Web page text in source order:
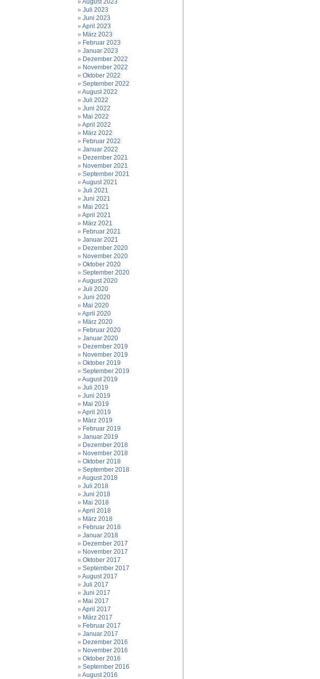
Juli 2023
Juni 2023
April 2023
März 2023
Februar 2023
Januar 2023
Dezember 2022
November 2022
Oktober 2022
September 2022
August 2022
Juli 2022
Juni 2022
Mai 2022
April 2022
März 2022
Februar 2022
Januar 2022
Dezember 2021
November 2021
September 2021
August 2021
Juli 2021
Juni 2021
Mai 2021
April 2021
März 2021
Februar 2021
Januar 2021
Dezember 2020
November 2020
Oktober 2020
September 2020
August 2020
Juli 2020
Juni 2020
Mai 2020
April 2020
März 2020
Februar 2020
Januar 2020
Dezember 2019
November 2019
Oktober 2019
September 2019
August 2019
Juli 2019
Juni 2019
Mai 2019
April 2019
März 2019
Februar 2019
Januar 2019
Dezember 2018
November 2018
Oktober 2018
September 2018
August 2018
Juli 2018
Juni 2018
Mai 2018
April 2018
März 2018
Februar 2018
Januar 2018
Dezember 2017
November 2017
Oktober 2017
September 2017
August 2017
Juli 2017
Juni 2017
Mai 2017
April 2017
März 2017
Februar 2017
Januar 2017
Dezember 2016
November 2016
Oktober 2016
September 2016
August 2016